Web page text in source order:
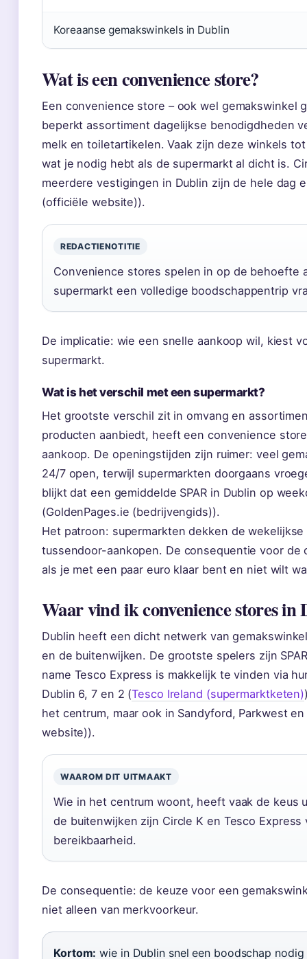
Koreaanse gemakswinkels in Dublin
Wat is een convenience store?
Een convenience store – ook wel gemakswinkel
beperkt assortiment dagelijkse benodigdheden
melk en toiletartikelen. Vaak zijn deze winkels
wat je nodig hebt als de supermarkt al dicht is.
meerdere vestigingen in Dublin zijn de hele dag
(officiële website)).
REDACTIENOTITIE
Convenience stores spelen in op de behoefte
supermarkt een volledige boodschappentrip
De implicatie: wie een snelle aankoop wil, kiest
supermarkt.
Wat is het verschil met een supermarkt?
Het grootste verschil zit in omvang en
producten aanbiedt, heeft een convenience
aankoop. De openingstijden zijn ruimer: veel
24/7 open, terwijl supermarkten doorgaans
blijkt dat een gemiddelde SPAR in Dublin op
(GoldenPages.ie (bedrijvengids)).
Het patroon: supermarkten dekken de
tussendoor-aankopen. De consequentie voor
als je met een paar euro klaar bent en niet wilt
Waar vind ik convenience stores in
Dublin heeft een dicht netwerk van
en de buitenwijken. De grootste spelers zijn
name Tesco Express is makkelijk te vinden via
Dublin 6, 7 en 2 (Tesco Ireland (supermarktketen)
het centrum, maar ook in Sandyford, Parkwest
website)).
WAAROM DIT UITMAAKT
Wie in het centrum woont, heeft vaak de keus
de buitenwijken zijn Circle K en Tesco
bereikbaarheid.
De consequentie: de keuze voor een
niet alleen van merkvoorkeur.
Kortom: wie in Dublin snel een boodschap